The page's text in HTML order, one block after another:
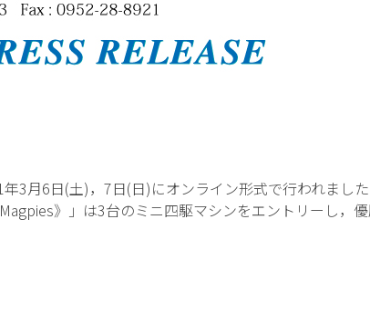
3月6日(土)，7日(日)にオンライン形式で行われまし
》」は3台のミニ四駆マシンをエントリーし，